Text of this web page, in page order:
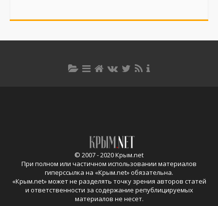
© 2007 - 2020 Крым.net
При полном или частичном использовании материалов
гиперссылка на «Крым.net» обязательна.
«Крым.net» может не разделять точку зрения авторов статей
и ответственности за содержание републицируемых
материалов не несет.